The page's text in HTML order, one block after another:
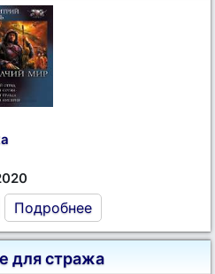
Подробнее
для стража